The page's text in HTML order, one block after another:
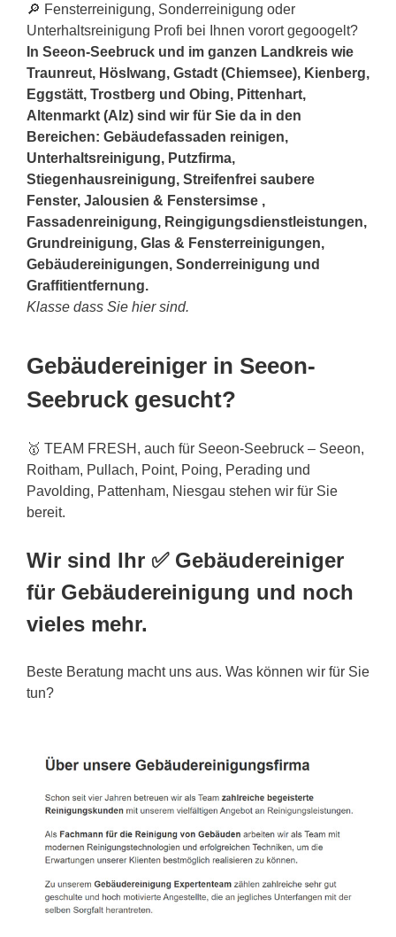
🔎 Fensterreinigung, Sonderreinigung oder
Unterhaltsreinigung Profi bei Ihnen vorort gegoogelt?
In Seeon-Seebruck und im ganzen Landkreis wie
Traunreut, Höslwang, Gstadt (Chiemsee), Kienberg,
Eggstätt, Trostberg und Obing, Pittenhart,
Altenmarkt (Alz) sind wir für Sie da in den
Bereichen: Gebäudefassaden reinigen,
Unterhaltsreinigung, Putzfirma,
Stiegenhausreinigung, Streifenfrei saubere
Fenster, Jalousien & Fenstersimse ,
Fassadenreinigung, Reingigungsdienstleistungen,
Grundreinigung, Glas & Fensterreinigungen,
Gebäudereinigungen, Sonderreinigung und
Graffitientfernung.
Klasse dass Sie hier sind.
Gebäudereiniger in Seeon-
Seebruck gesucht?
🥇 TEAM FRESH, auch für Seeon-Seebruck – Seeon,
Roitham, Pullach, Point, Poing, Perading und
Pavolding, Pattenham, Niesgau stehen wir für Sie
bereit.
Wir sind Ihr ✅ Gebäudereiniger
für Gebäudereinigung und noch
vieles mehr.
Beste Beratung macht uns aus. Was können wir für Sie
tun?